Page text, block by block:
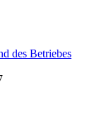
des Betriebes